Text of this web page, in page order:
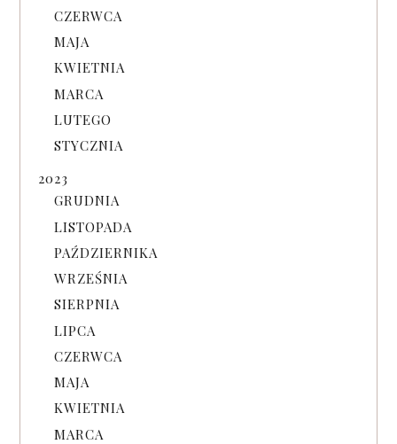
CZERWCA
MAJA
KWIETNIA
MARCA
LUTEGO
STYCZNIA
2023
GRUDNIA
LISTOPADA
PAŹDZIERNIKA
WRZEŚNIA
SIERPNIA
LIPCA
CZERWCA
MAJA
KWIETNIA
MARCA